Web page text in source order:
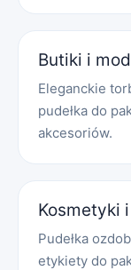
Butiki i
Eleganckie
pudełka do
akcesoriów.
Kosmetyki
Pudełka
etykiety do